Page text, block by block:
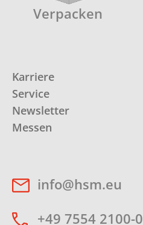
Verpacken
Karriere
Service
Newsletter
Messen
info@hsm.eu
+49 7554 2100-0